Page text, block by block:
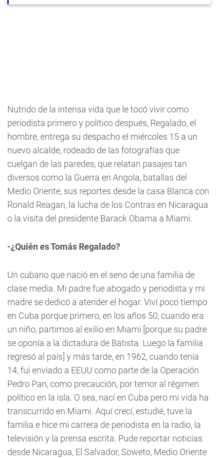
Nutrido de la intensa vida que le tocó vivir como
periodista primero y político después, Regalado, el
hombre, entrega su despacho el miércoles 15 a un
nuevo alcalde, rodeado de las fotografías que
cuelgan de las paredes, que relatan pasajes tan
diversos como la Guerra en Angola, batallas del
Medio Oriente, sus reportes desde la casa Blanca con
Ronald Reagan, la lucha de los Contras en Nicaragua
o la visita del presidente Barack Obama a Miami.
-¿Quién es Tomás Regalado?
Un cubano que nació en el seno de una familia de
clase media. Mi padre fue abogado y periodista y mi
madre se dedicó a atender el hogar. Viví poco tiempo
en Cuba porque primero, en los años 50, cuando era
un niño, partimos al exilio en Miami [porque su padre
se oponía a la dictadura de Batista. Luego la familia
regresó al país] y más tarde, en 1962, cuando tenía
14, fui enviado a EEUU como parte de la Operación
Pedro Pan, como precaución, por temor al régimen
político en la isla. O sea, nací en Cuba pero mi vida ha
transcurrido en Miami. Aquí crecí, estudié, tuve la
familia e hice mi carrera de periodista en la radio, la
televisión y la prensa escrita. Pude reportar noticias
desde Nicaragua, El Salvador, Soweto, Medio Oriente